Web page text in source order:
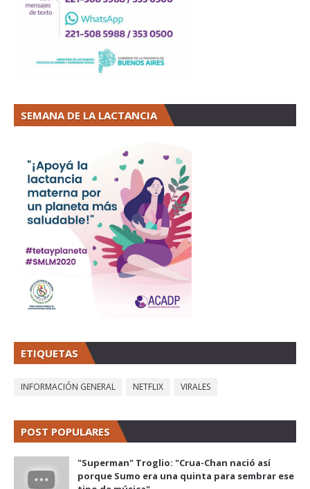
SEMANA DE LA LACTANCIA
ETIQUETAS
INFORMACIÓN GENERAL NETFLIX VIRALES
POST POPULARES
"Superman" Troglio: "Crua-Chan nació así
porque Sumo era una quinta para sembrar ese